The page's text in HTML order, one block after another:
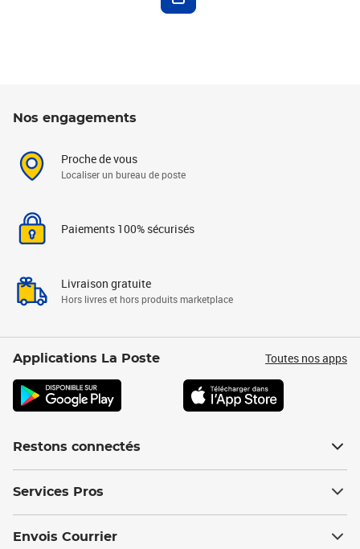
Nos engagements
Proche de vous
Localiser un bureau de poste
Paiements 100% sécurisés
Livraison gratuite
Hors livres et hors produits marketplace
Applications La Poste Toutes nos apps
Restons connectés
Services Pros
Envois Courrier